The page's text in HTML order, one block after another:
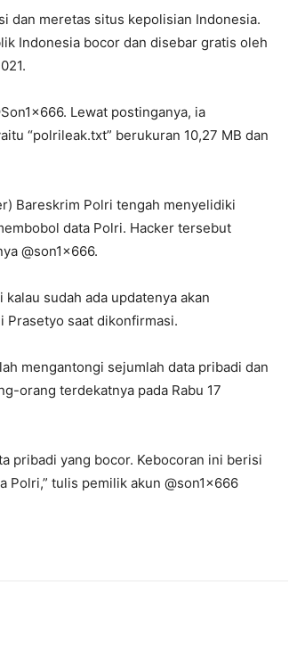
dan meretas situs kepolisian Indonesia.
Indonesia bocor dan disebar gratis oleh
Lewat postinganya, ia
“polrileak.txt” berukuran 10,27 MB dan
Bareskrim Polri tengah menyelidiki
data Polri. Hacker tersebut
@son1x666.
sudah ada updatenya akan
Prasetyo saat dikonfirmasi.
mengantongi sejumlah data pribadi dan
orang terdekatnya pada Rabu 17
pribadi yang bocor. Kebocoran ini berisi
tulis pemilik akun @son1x666